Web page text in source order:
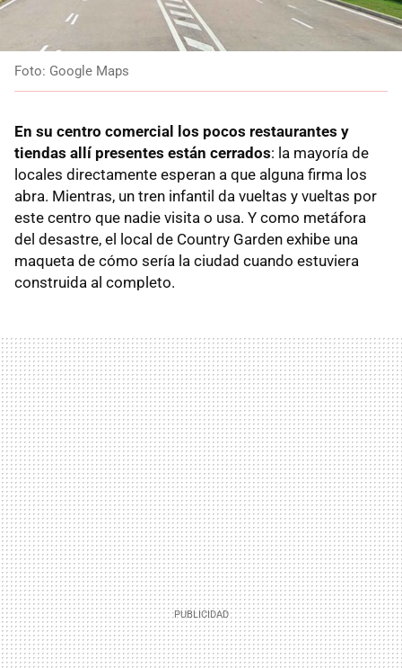
Foto: Google Maps
En su centro comercial los pocos restaurantes y
tiendas allí presentes están cerrados: la mayoría de
locales directamente esperan a que alguna firma los
abra. Mientras, un tren infantil da vueltas y vueltas por
este centro que nadie visita o usa. Y como metáfora
del desastre, el local de Country Garden exhibe una
maqueta de cómo sería la ciudad cuando estuviera
construida al completo.